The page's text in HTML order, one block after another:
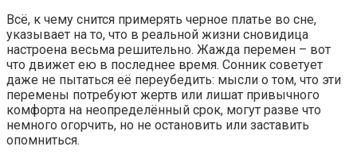
Всё, к чему снится примерять черное платье во сне,
указывает на то, что в реальной жизни сновидица
настроена весьма решительно. Жажда перемен – вот
что движет ею в последнее время. Сонник советует
даже не пытаться её переубедить: мысли о том, что эти
перемены потребуют жертв или лишат привычного
комфорта на неопределённый срок, могут разве что
немного огорчить, но не остановить или заставить
опомниться.